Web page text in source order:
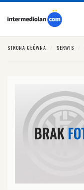
STRONA GŁÓWNA SERWIS